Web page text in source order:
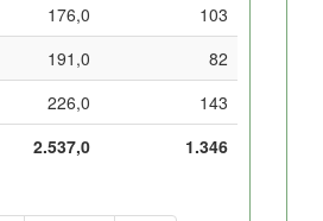
176,0
103
191,0
82
226,0
143
2.537,0
1.346